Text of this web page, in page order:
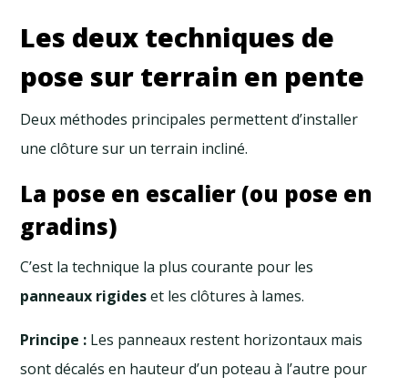
Les deux techniques de
pose sur terrain en pente
Deux méthodes principales permettent d’installer
une clôture sur un terrain incliné.
La pose en escalier (ou pose en
gradins)
C’est la technique la plus courante pour les
panneaux rigideset les clôtures à lames.
Principe : Les panneaux restent horizontaux mais
sont décalés en hauteur d’un poteau à l’autre pour